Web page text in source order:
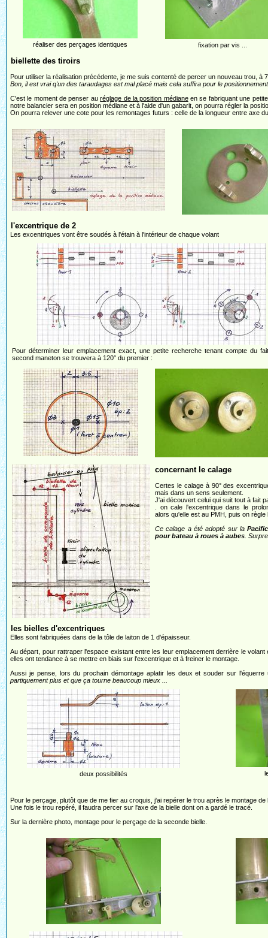
réaliser des perçages identiques fixation par vis ...
biellette des tiroirs
Pour utiliser la réalisation précédente, je me suis contenté de percer un nouveau trou, à
Bon, il est vrai q'un des taraudages est mal placé mais cela suffira pour le
C'est le moment de penser auréglage de la position médianeen se fabriquant une
notre balancier sera en position médiane et à l'aide d'un gabarit, on pourra régler la
On pourra relever une cote pour les remontages futurs : celle de la longueur entre axe
l'excentrique de 2
Les excentriques vont être soudés à l'étain à l'intérieur de chaque volant
Pour déterminer leur emplacement exact, une petite recherche tenant compte du
second maneton se trouvera à 120° du premier :
concernant le calage
Certes le calage à 90° des
mais dans un sens seulement.
J'ai découvert celui qui suit tout à fait
. on cale l'excentrique dans le
alors qu'elle est au PMH, puis on
Ce calage a été adopté sur la
pour bateau à roues à aubes .
les bielles d'excentriques
Elles sont fabriquées dans de la tôle de laiton de 1 d'épaisseur.
Au départ, pour rattraper l'espace existant entre les leur emplacement derrière le
elles ont tendance à se mettre en biais sur l'excentrique et à freiner le montage.
Aussi je pense, lors du prochain démontage aplatir les deux et souder sur
partiquement plus et que ça tourne beaucoup mieux ...
deux possibilités
Pour le perçage, plutôt que de me fier au croquis, j'ai repérer le trou après le montage
Une fois le trou repéré, il faudra percer sur l'axe de la bielle dont on a gardé le tracé.
Sur la dernière photo, montage pour le perçage de la seconde bielle.